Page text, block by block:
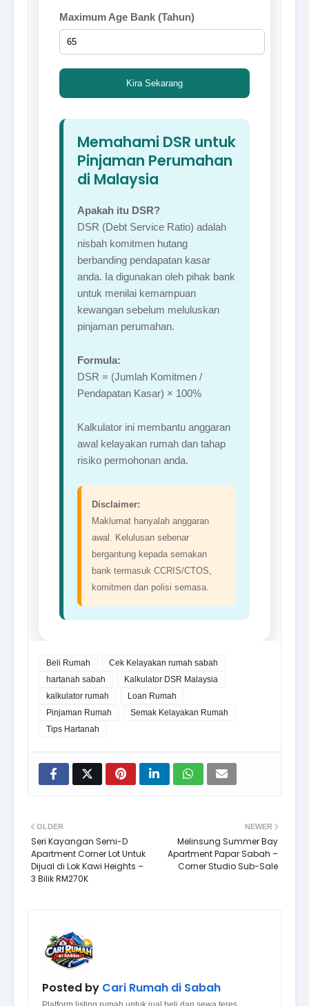
Maximum Age Bank (Tahun)
Kira Sekarang
Memahami DSR untuk
Pinjaman Perumahan
di Malaysia
Apakah itu DSR?
DSR (Debt Service Ratio) adalah
nisbah komitmen hutang
berbanding pendapatan kasar
anda. Ia digunakan oleh pihak bank
untuk menilai kemampuan
kewangan sebelum meluluskan
pinjaman perumahan.
Formula:
DSR = (Jumlah Komitmen /
Pendapatan Kasar) × 100%
Kalkulator ini membantu anggaran
awal kelayakan rumah dan tahap
risiko permohonan anda.
Disclaimer:
Maklumat hanyalah anggaran
awal. Kelulusan sebenar
bergantung kepada semakan
bank termasuk CCRIS/CTOS,
komitmen dan polisi semasa.
Beli Rumah
Cek Kelayakan rumah sabah
hartanah sabah
Kalkulator DSR Malaysia
kalkulator rumah
Loan Rumah
Pinjaman Rumah
Semak Kelayakan Rumah
Tips Hartanah
NEWER
Melinsung Summer Bay
Apartment Papar Sabah –
Corner Studio Sub-Sale
OLDER
Seri Kayangan Semi-D
Apartment Corner Lot Untuk
Dijual di Lok Kawi Heights –
3 Bilik RM270K
Posted by Cari Rumah di Sabah